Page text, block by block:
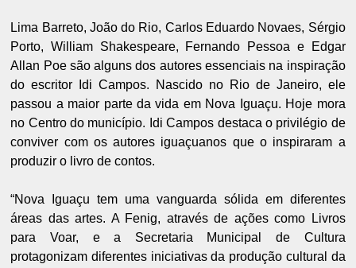
Lima Barreto, João do Rio, Carlos Eduardo Novaes, Sérgio
Porto, William Shakespeare, Fernando Pessoa e Edgar
Allan Poe são alguns dos autores essenciais na inspiração
do escritor Idi Campos. Nascido no Rio de Janeiro, ele
passou a maior parte da vida em Nova Iguaçu. Hoje mora
no Centro do município. Idi Campos destaca o privilégio de
conviver com os autores iguaçuanos que o inspiraram a
produzir o livro de contos.
“Nova Iguaçu tem uma vanguarda sólida em diferentes
áreas das artes. A Fenig, através de ações como Livros
para Voar, e a Secretaria Municipal de Cultura
protagonizam diferentes iniciativas da produção cultural da